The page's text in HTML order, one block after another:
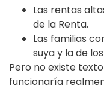
Las rentas
de la Renta.
Las familias
suya y la de
Pero no existe
funcionaría